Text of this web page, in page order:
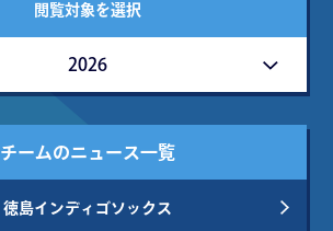
閲覧対象を選択
2026
チームのニュース一覧
徳島インディゴソックス